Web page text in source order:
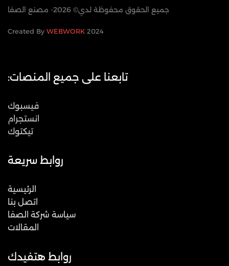
جميع الحقوق محفوظة لدي© 2026- مصنع الصفا
2024 Created By
WEBWORK
تابعنا على جميع المنصات:
فيسبوك
انستجرام
تيكتوك
روابط سريعة
الرئيسية
اتصل بنا
سياسة شركة الصفا
المقالات
روابط هتفيدك